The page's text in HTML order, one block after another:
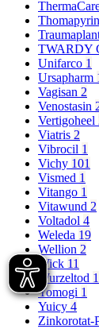
Thomapyrin
TWARDY
Unifarco 1
Ursapharm
Vagisan 2
Venostasin
Vertigoheel
Viatris 2
Vibrocil 1
Vichy 101
Vismed 1
Vitango 1
Vitawund 2
Voltadol 4
Weleda 19
Wellion 2
Wick 11
Wurzeltod 1
Yomogi 1
Yuicy 4
Zinkorotat-